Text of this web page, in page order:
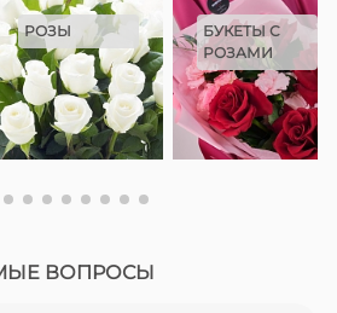
РОЗЫ
БУКЕТЫ С
РОЗАМИ
ВОПРОСЫ